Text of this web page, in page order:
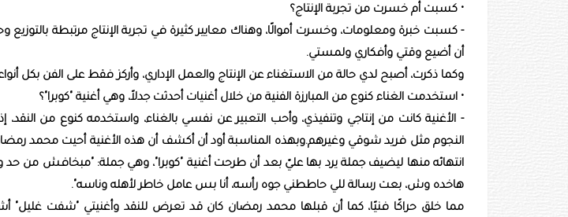
• كسبت أم خسرت من تجربة الإنتاج؟
- كسبت خبرة ومعلومات، وخسرت أموالًا، وهناك معايير كثيرة في تجربة الإنتاج مرتبطة بالتوزيع
أن أضيع وقتي وأفكاري ولمستي.
وكما ذكرت، أصبح لدي حالة من الاستغناء عن الإنتاج والعمل الإداري، وأركز فقط على الفن بكل
• استخدمت الغناء كنوع من المبارزة الفنية من خلال أغنيات أحدثت جدلاً، وهي أغنية "كوبرا"؟
- الأغنية كانت من إنتاجي وتنفيذي، وأحب التعبير عن نفسي بالغناء، واستخدمه كنوع من
النجوم مثل فريد شوقي وغيرهم.وبهذه المناسبة أود أن أكشف أن هذه الأغنية أحيت محمد رمضان
انتهائه منها ليضيف جملة يرد بها عليّ بعد أن طرحت أغنية "كوبرا"، وهي جملة: "مبخافش من
هاخده وش، بعت رسالة للي حاططني جوه رأسه، أنا بس عامل خاطر لأهله وناسه".
مما خلق حراكًا فنيًا، كما أن قبلها محمد رمضان كان قد تعرض للنقد وأغنيتي "شفت غليل"